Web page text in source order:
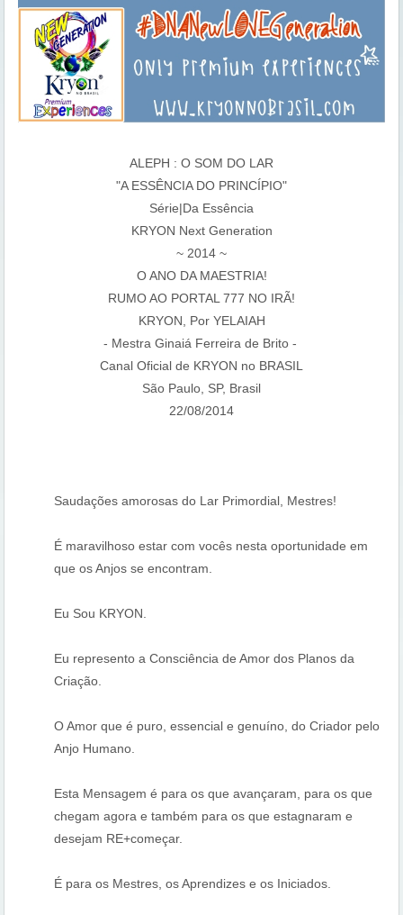
ALEPH : O SOM DO LAR
"A ESSÊNCIA DO PRINCÍPIO"
Série|Da Essência
KRYON Next Generation
~ 2014 ~
O ANO DA MAESTRIA!
RUMO AO PORTAL 777 NO IRÃ!
KRYON, Por YELAIAH
- Mestra Ginaiá Ferreira de Brito -
Canal Oficial de KRYON no BRASIL
São Paulo, SP, Brasil
22/08/2014
Saudações amorosas do Lar Primordial, Mestres!
É maravilhoso estar com vocês nesta oportunidade em
que os Anjos se encontram.
Eu Sou KRYON.
Eu represento a Consciência de Amor dos Planos da
Criação.
O Amor que é puro, essencial e genuíno, do Criador pelo
Anjo Humano.
Esta Mensagem é para os que avançaram, para os que
chegam agora e também para os que estagnaram e
desejam RE+começar.
É para os Mestres, os Aprendizes e os Iniciados.